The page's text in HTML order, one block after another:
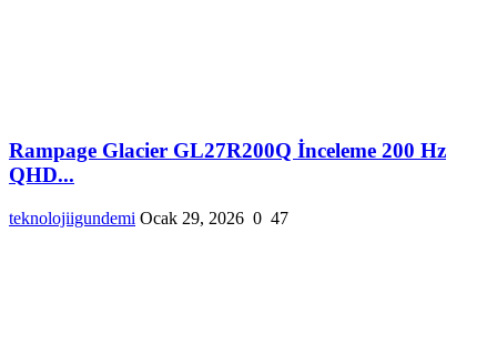
Rampage Glacier GL27R200Q İnceleme 200 Hz
QHD...
teknolojiigundemi Ocak 29, 2026 0 47